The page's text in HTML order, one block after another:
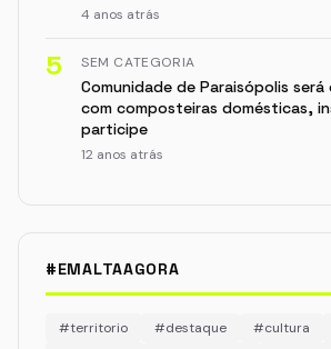
4 anos atrás
5 SEM CATEGORIA
Comunidade de Paraisópolis
com composteiras domésticas,
participe
12 anos atrás
#EMALTAAGORA
#territorio #destaque #cultura